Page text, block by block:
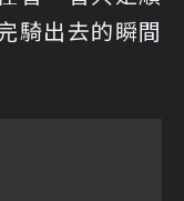
騎出去的瞬間